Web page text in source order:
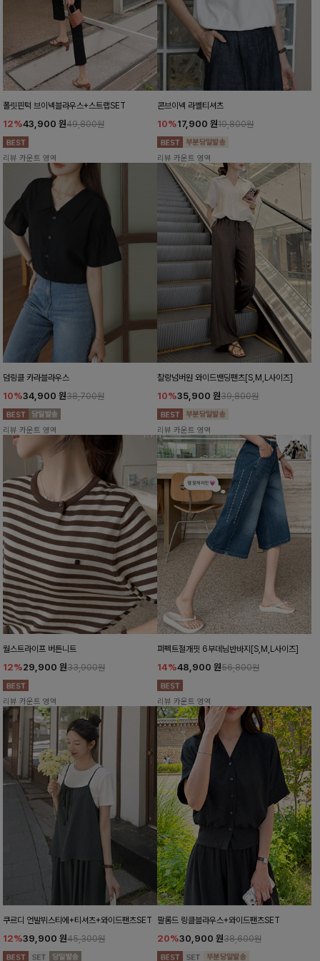
폴릿핀턱 브이넥블라우스+스트랩SET
12%43,900 원49,800원
리뷰 카운트 영역
콘브이넥 라벨티셔츠
10%17,900 원19,800원
리뷰 카운트 영역
덤링클 카라블라우스
10%34,900 원38,700원
리뷰 카운트 영역
찰랑넘버원 와이드밴딩팬츠[S,M,L사이즈]
10%35,900 원39,800원
리뷰 카운트 영역
월스트라이프 버튼니트
12%29,900 원33,900원
리뷰 카운트 영역
퍼펙트절개핏 6부데님반바지[S,M,L사이즈]
14%48,900 원56,800원
리뷰 카운트 영역
쿠르디 언발뷔스티에+티셔츠+와이드팬츠SET
12%39,900 원45,300원
팔롬드 링클블라우스+와이드팬츠SET
20%30,900 원38,600원